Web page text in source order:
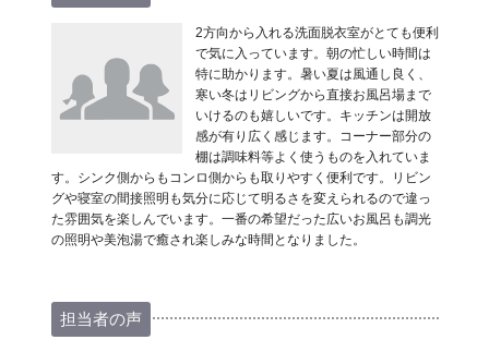
2方向から入れる洗面脱衣室がとても便利
で気に入っています。朝の忙しい時間は
特に助かります。暑い夏は風通し良く、
寒い冬はリビングから直接お風呂場まで
いけるのも嬉しいです。キッチンは開放
感が有り広く感じます。コーナー部分の
棚は調味料等よく使うものを入れていま
す。シンク側からもコンロ側からも取りやすく便利です。リビン
グや寝室の間接照明も気分に応じて明るさを変えられるので違っ
た雰囲気を楽しんでいます。一番の希望だった広いお風呂も調光
の照明や美泡湯で癒され楽しみな時間となりました。
担当者の声